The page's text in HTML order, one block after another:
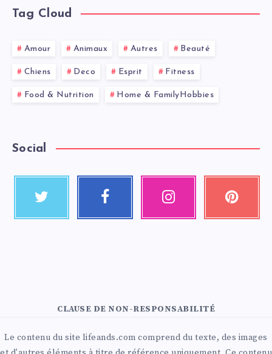
Tag Cloud
Amour Animaux Autres Beauté
Chiens Deco Esprit Fitness
Food & Nutrition Home & FamilyHobbies
Social
CLAUSE DE NON-RESPONSABILITÉ
Le contenu du site lifeands.com comprend du texte, des images